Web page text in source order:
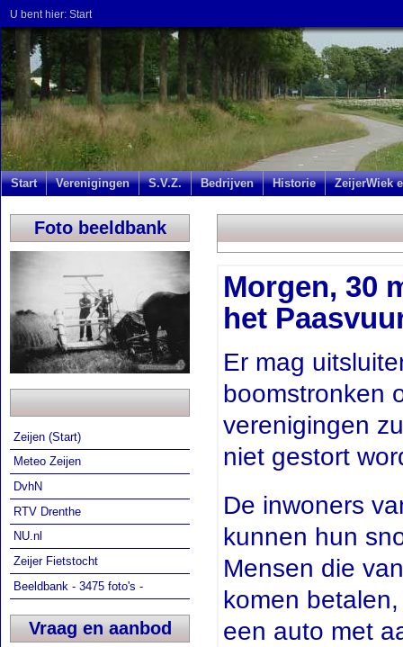
U bent hier: Start
Start Verenigingen S.V.Z. Bedrijven Historie ZeijerWiek
Foto beeldbank
Zeijen (Start)
Meteo Zeijen
DvhN
RTV Drenthe
NU.nl
Zeijer Fietstocht
Beeldbank - 3475 foto's -
Vraag en aanbod
Morgen, 30
het
Er mag
boomstronken
verenigingen
niet gestort
De inwoners
kunnen hun
Mensen die
komen
een auto met